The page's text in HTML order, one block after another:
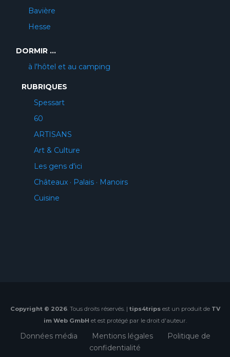
Bavière
Hesse
DORMIR ...
à l'hôtel et au camping
RUBRIQUES
Spessart
60
ARTISANS
Art & Culture
Les gens d'ici
Châteaux · Palais · Manoirs
Cuisine
Copyright © 2026. Tous droits réservés. | tips4tripsest un produit de TV
im Web GmbH et est protégé par le droit d'auteur.
Données média Mentions légales
Politique de
confidentialité